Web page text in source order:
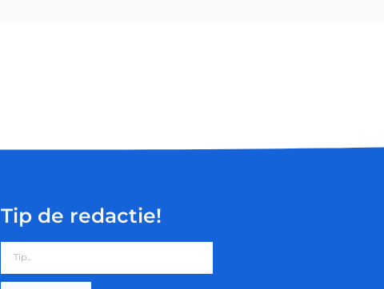
Tip de redactie!